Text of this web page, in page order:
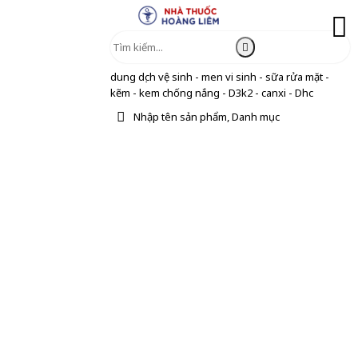
dung dịch vệ sinh - men vi sinh - sữa rửa mặt -
kẽm - kem chống nắng - D3k2 - canxi - Dhc
Nhập tên sản phẩm, Danh mục